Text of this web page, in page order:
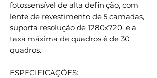
fotossensível de alta definição, com
lente de revestimento de 5 camadas,
suporta resolução de 1280x720, e a
taxa máxima de quadros é de 30
quadros.
ESPECIFICAÇÕES: